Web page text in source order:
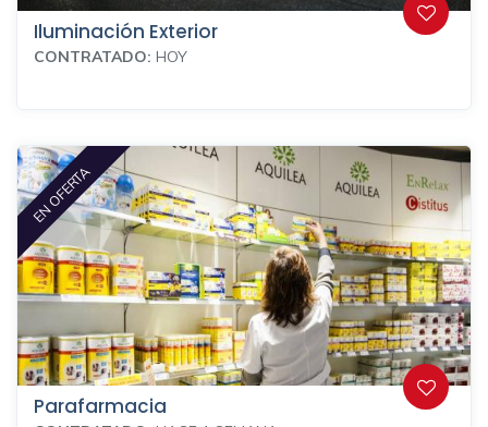
Iluminación Exterior
CONTRATADO: HOY
EN OFERTA
Parafarmacia